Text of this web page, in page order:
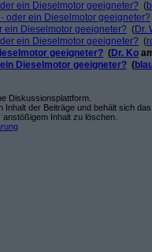
ein Dieselmotor geeigneter? (
oder ein Dieselmotor geeigneter?
ein Dieselmotor geeigneter? (Dr.
ein Dieselmotor geeigneter? (
geeigneter? (Dr. Ko
Dieselmotor geeigneter? (
Diskussionsplattform.
Inhalt der Beiträge und behält sich das
Inhalt zu löschen.